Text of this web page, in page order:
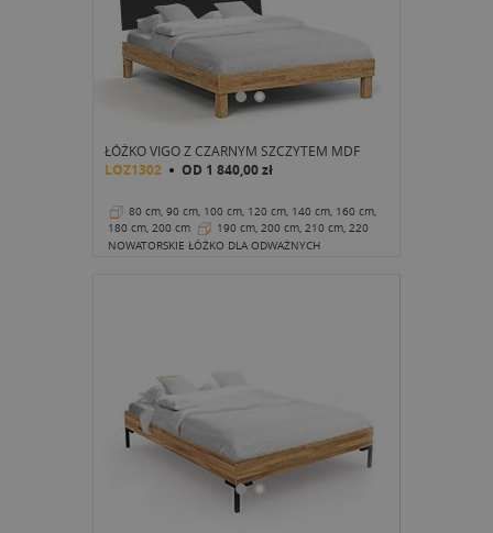
ŁÓŻKO VIGO Z CZARNYM SZCZYTEM MDF
LOZ1302 OD 1 840,00 zł
80 cm, 90 cm, 100 cm, 120 cm, 140 cm, 160 cm,
180 cm, 200 cm
190 cm, 200 cm, 210 cm, 220
cm
37 cm
NOWATORSKIE ŁÓŻKO DLA ODWAŻNYCH